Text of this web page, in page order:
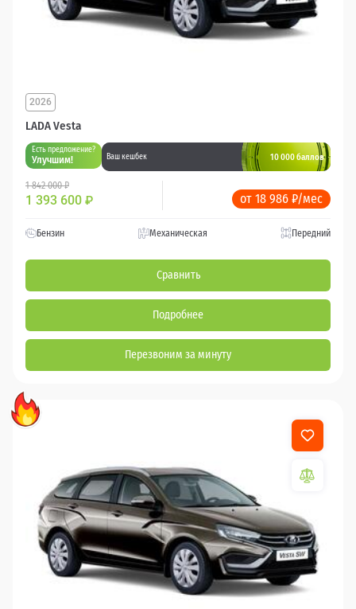
LADA Vesta
2026
Есть предложение?
Улучшим! Ваш кешбек 10 000 баллов
1 842 000 ₽
1 393 600 ₽ от 18 986 ₽/мес
Бензин Механическая Передний
Сравнить
Подробнее
Перезвоним за минуту